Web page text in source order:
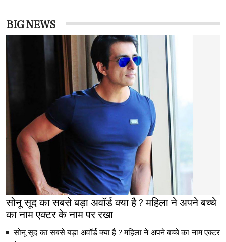
BIG NEWS
सोनू सूद का सबसे बड़ा अवॉर्ड क्या है ? महिला ने अपने बच्चे
का नाम एक्टर के नाम पर रखा
सोनू सूद का सबसे बड़ा अवॉर्ड क्या है ? महिला ने अपने बच्चे का नाम एक्टर